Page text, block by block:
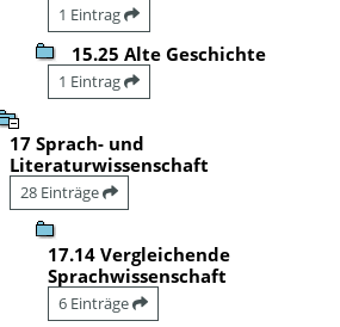
1 Eintrag
15.25 Alte Geschichte
1 Eintrag
17 Sprach- und
Literaturwissenschaft
28 Einträge
17.14 Vergleichende
Sprachwissenschaft
6 Einträge